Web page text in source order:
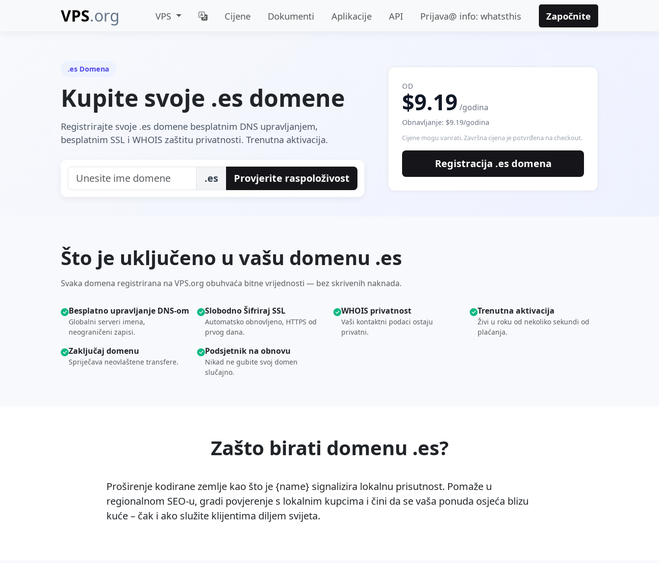
VPS.org VPS Cijene Dokumenti Aplikacije API Prijava@ info: whatsthis Započnite
.es Domena
Kupite svoje .es domene
Registrirajte svoje .es domene besplatnim DNS upravljanjem,
besplatnim SSL i WHOIS zaštitu privatnosti. Trenutna aktivacija.
.es Provjerite raspoloživost
OD
$9.19 /godina
Obnavljanje: $9.19/godina
Cijene mogu varirati. Završna cijena je potvrđena na checkout.
Registracija .es domena
Što je uključeno u vašu domenu .es
Svaka domena registrirana na VPS.org obuhvaća bitne vrijednosti — bez skrivenih naknada.
Besplatno upravljanje DNS-om
Globalni serveri imena,
neograničeni zapisi.
Slobodno Šifriraj SSL
Automatsko obnovljeno, HTTPS od
prvog dana.
WHOIS privatnost
Vaši kontaktni podaci ostaju
privatni.
Trenutna aktivacija
Živi u roku od nekoliko sekundi od
plaćanja.
Zaključaj domenu
Spriječava neovlaštene transfere.
Podsjetnik na obnovu
Nikad ne gubite svoj domen
slučajno.
Zašto birati domenu .es?
Proširenje kodirane zemlje kao što je {name} signalizira lokalnu prisutnost. Pomaže u
regionalnom SEO-u, gradi povjerenje s lokalnim kupcima i čini da se vaša ponuda osjeća blizu
kuće – čak i ako služite klijentima diljem svijeta.